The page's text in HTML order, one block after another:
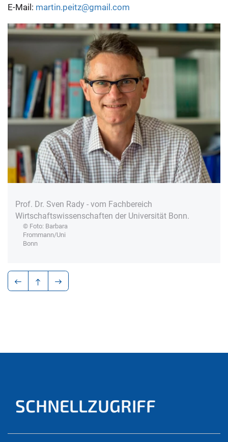
E-Mail: martin.peitz@gmail.com
Prof. Dr. Sven Rady - vom Fachbereich
Wirtschaftswissenschaften der Universität Bonn.
© Foto: Barbara
Frommann/Uni
Bonn
SCHNELLZUGRIFF